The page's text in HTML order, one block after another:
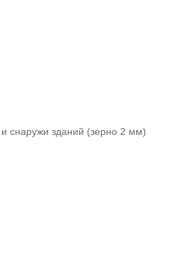
и снаружи зданий (зерно 2 мм)